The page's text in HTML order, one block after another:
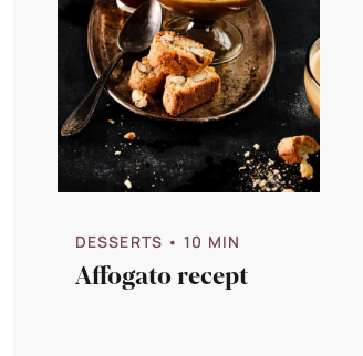
DESSERTS • 10 MIN
Affogato recept